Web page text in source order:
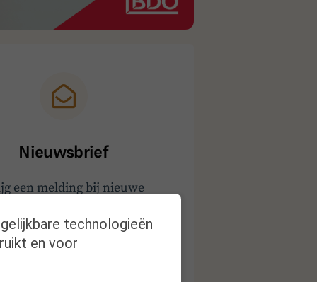
Nieuwsbrief
een melding bij nieuwe
technologieën
en voor